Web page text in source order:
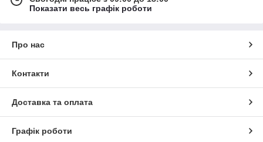
Показати весь графік роботи
Про нас
Контакти
Доставка та оплата
Графік роботи